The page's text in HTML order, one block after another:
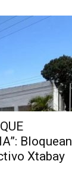
Bloquean
Xtabay